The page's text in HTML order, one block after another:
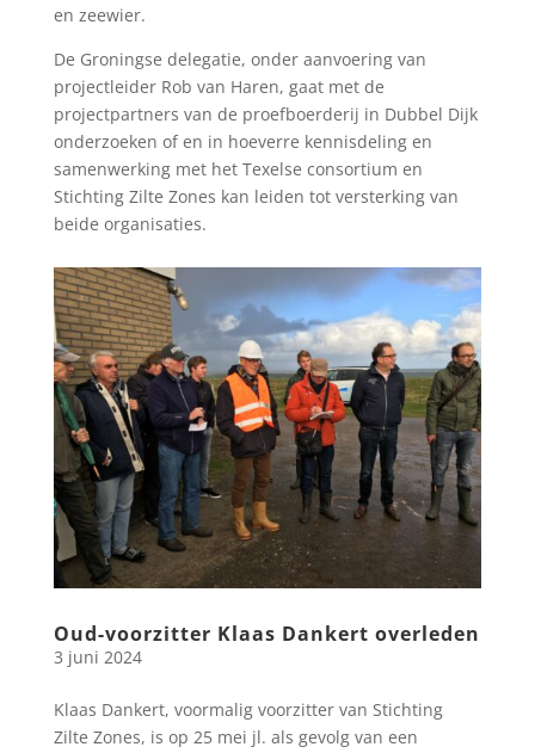
en zeewier.
De Groningse delegatie, onder aanvoering van
projectleider Rob van Haren, gaat met de
projectpartners van de proefboerderij in Dubbel Dijk
onderzoeken of en in hoeverre kennisdeling en
samenwerking met het Texelse consortium en
Stichting Zilte Zones kan leiden tot versterking van
beide organisaties.
Oud-voorzitter Klaas Dankert overleden
3 juni 2024
Klaas Dankert, voormalig voorzitter van Stichting
Zilte Zones, is op 25 mei jl. als gevolg van een